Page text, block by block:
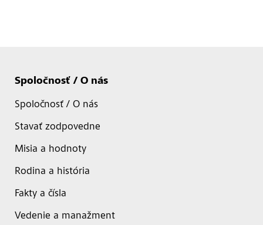
Spoločnosť / O nás
Spoločnosť / O nás
Stavať zodpovedne
Misia a hodnoty
Rodina a história
Fakty a čísla
Vedenie a manažment